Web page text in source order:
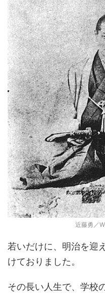
近藤勇／
若いだけに、明治を迎
けておりました。
その長い人生で、学校